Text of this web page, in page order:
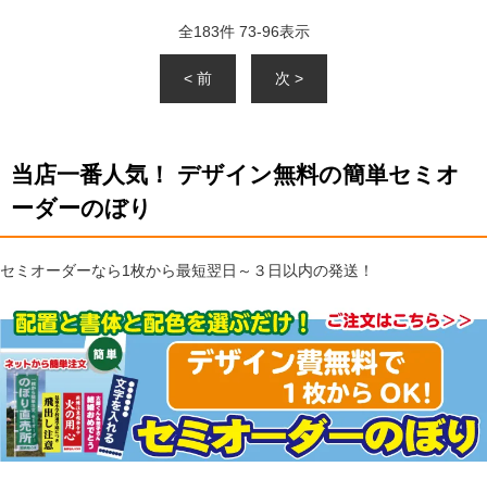
全183件 73-96表示
< 前 次 >
当店一番人気！ デザイン無料の簡単セミオ
ーダーのぼり
セミオーダーなら1枚から最短翌日～３日以内の発送！